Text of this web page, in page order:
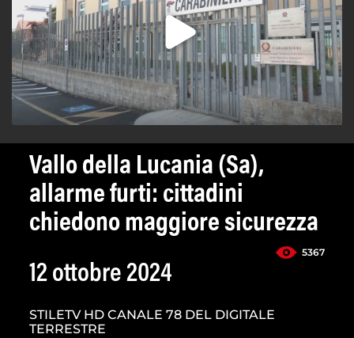
Vallo della Lucania (Sa),
allarme furti: cittadini
chiedono maggiore sicurezza
5367
12 ottobre 2024
STILETV HD CANALE 78 DEL DIGITALE
TERRESTRE